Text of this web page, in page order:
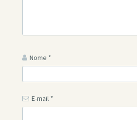
Nome *
E-mail *